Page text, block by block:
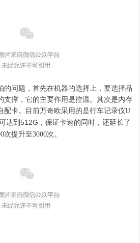
的问题 ，首先在机器的选择上 ，要选择品
支撑 ，它的主要作用是控温。其次是内存
配卡。 目前万奇欧采用的是行车记录仪U
达到512G，保证卡速的同时 ，还延长了
次提升至3000次。